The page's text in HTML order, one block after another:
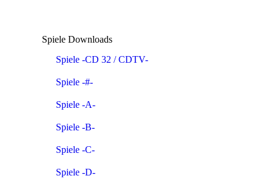
Spiele Downloads
Spiele -CD 32 / CDTV-
Spiele -#-
Spiele -A-
Spiele -B-
Spiele -C-
Spiele -D-